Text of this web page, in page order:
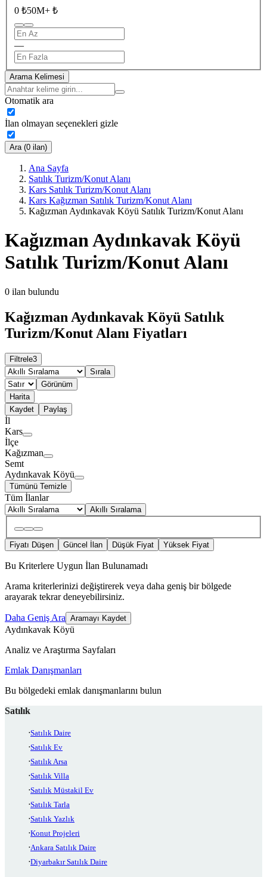
0 ₺50M+ ₺
—
Arama Kelimesi
Otomatik ara
İlan olmayan seçenekleri gizle
Ara (0 ilan)
Ana Sayfa
Satılık Turizm/Konut Alanı
Kars Satılık Turizm/Konut Alanı
Kars Kağızman Satılık Turizm/Konut Alanı
Kağızman Aydınkavak Köyü Satılık Turizm/Konut Alanı
Kağızman Aydınkavak Köyü
Satılık Turizm/Konut Alanı
0 ilan bulundu
Kağızman Aydınkavak Köyü Satılık
Turizm/Konut Alanı Fiyatları
Filtrele3
Sırala
Görünüm
Harita
Kaydet
Paylaş
İl
Kars
İlçe
Kağızman
Semt
Aydınkavak Köyü
Tümünü Temizle
Tüm İlanlar
Akıllı Sıralama
Fiyatı Düşen Güncel İlan Düşük Fiyat Yüksek Fiyat
Bu Kriterlere Uygun İlan Bulunamadı
Arama kriterlerinizi değiştirerek veya daha geniş bir bölgede
arayarak tekrar deneyebilirsiniz.
Daha Geniş Ara Aramayı Kaydet
Aydınkavak Köyü
Analiz ve Araştırma Sayfaları
Emlak Danışmanları
Bu bölgedeki emlak danışmanlarını bulun
Satılık
Satılık Daire
Satılık Ev
Satılık Arsa
Satılık Villa
Satılık Müstakil Ev
Satılık Tarla
Satılık Yazlık
Konut Projeleri
Ankara Satılık Daire
Diyarbakır Satılık Daire